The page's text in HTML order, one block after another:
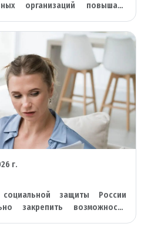
организаций повышает
г.
защиты России
закрепить возможность